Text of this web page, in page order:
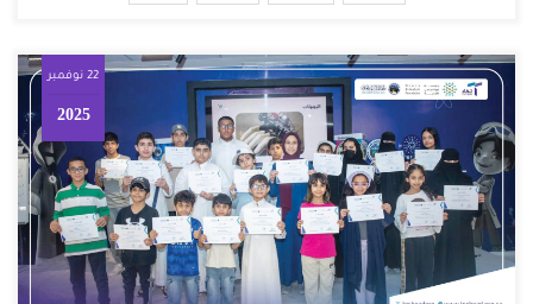
22 نوفمبر
2025